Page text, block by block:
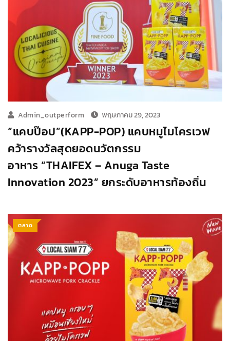
Admin_outperform พฤษภาคม 29, 2023
“แคบป๊อป”(KAPP-POP) แคบหมูไมโครเวฟ
คว้ารางวัลสุดยอดนวัตกรรม
อาหาร “THAIFEX – Anuga Taste
Innovation 2023” ยกระดับอาหารท้องถิ่น
ตลาด